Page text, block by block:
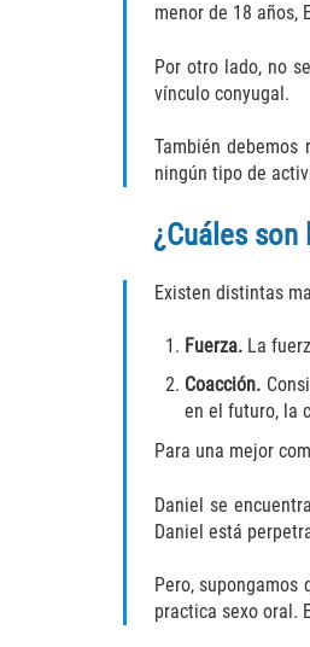
menor de 18 años,
Por otro lado, no
vínculo conyugal.
También
ningún tipo de
¿Cuáles
Existen distintas
Fuerza.La
Coacción.
en el futuro, la
Para una mejor
Daniel se
Daniel está
Pero,
practica sexo oral.